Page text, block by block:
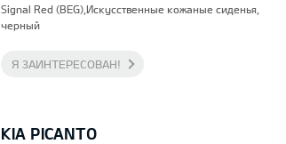
Signal Red (BEG),Искусственные кожаные сиденья,
черный
Я ЗАИНТЕРЕСОВАН!
KIA PICANTO